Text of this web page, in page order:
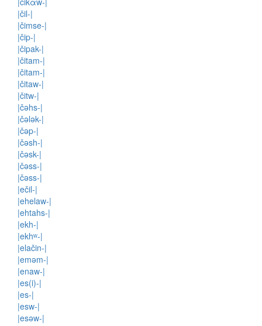
|čil-|
|čimse-|
|čip-|
|čipak-|
|čitam-|
|čitam-|
|čitaw-|
|čitw-|
|čəhs-|
|čələk-|
|čəp-|
|čəsh-|
|čəsk-|
|čəss-|
|čəss-|
|ečil-|
|ehelaw-|
|ehtahs-|
|ekh-|
|ekhʷ-|
|elačin-|
|eməm-|
|enaw-|
|es(i)-|
|es-|
|esw-|
|esəw-|